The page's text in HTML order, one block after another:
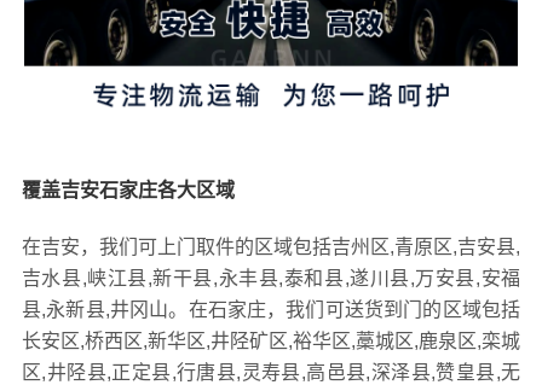
覆盖吉安石家庄各大区域
在吉安，我们可上门取件的区域包括吉州区,青原区,吉安县,
吉水县,峡江县,新干县,永丰县,泰和县,遂川县,万安县,安福
县,永新县,井冈山。在石家庄，我们可送货到门的区域包括
长安区,桥西区,新华区,井陉矿区,裕华区,藁城区,鹿泉区,栾城
区,井陉县,正定县,行唐县,灵寿县,高邑县,深泽县,赞皇县,无